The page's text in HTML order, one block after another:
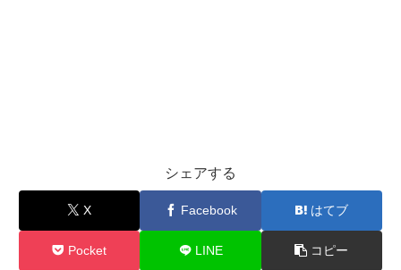
シェアする
X Facebook はてブ
Pocket LINE コピー